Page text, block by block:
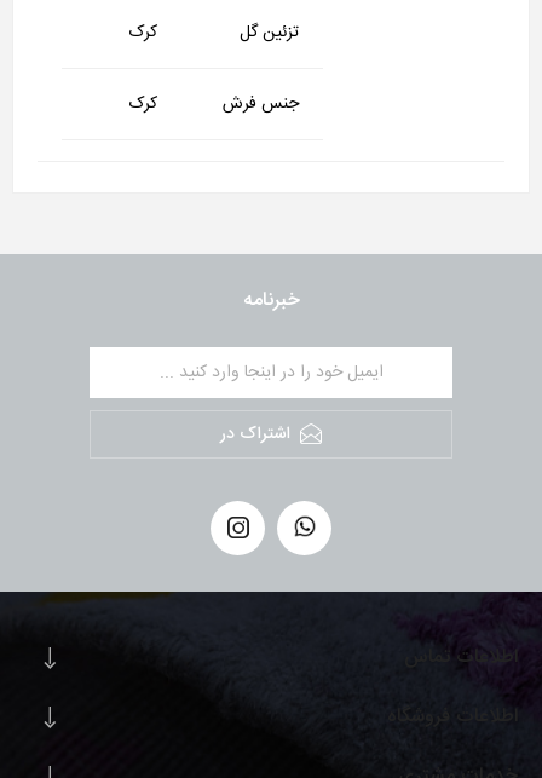
تزئین گل کرک
جنس فرش کرک
خبرنامه
اشتراک در
اطلاعات تماس
اطلاعات فروشگاه